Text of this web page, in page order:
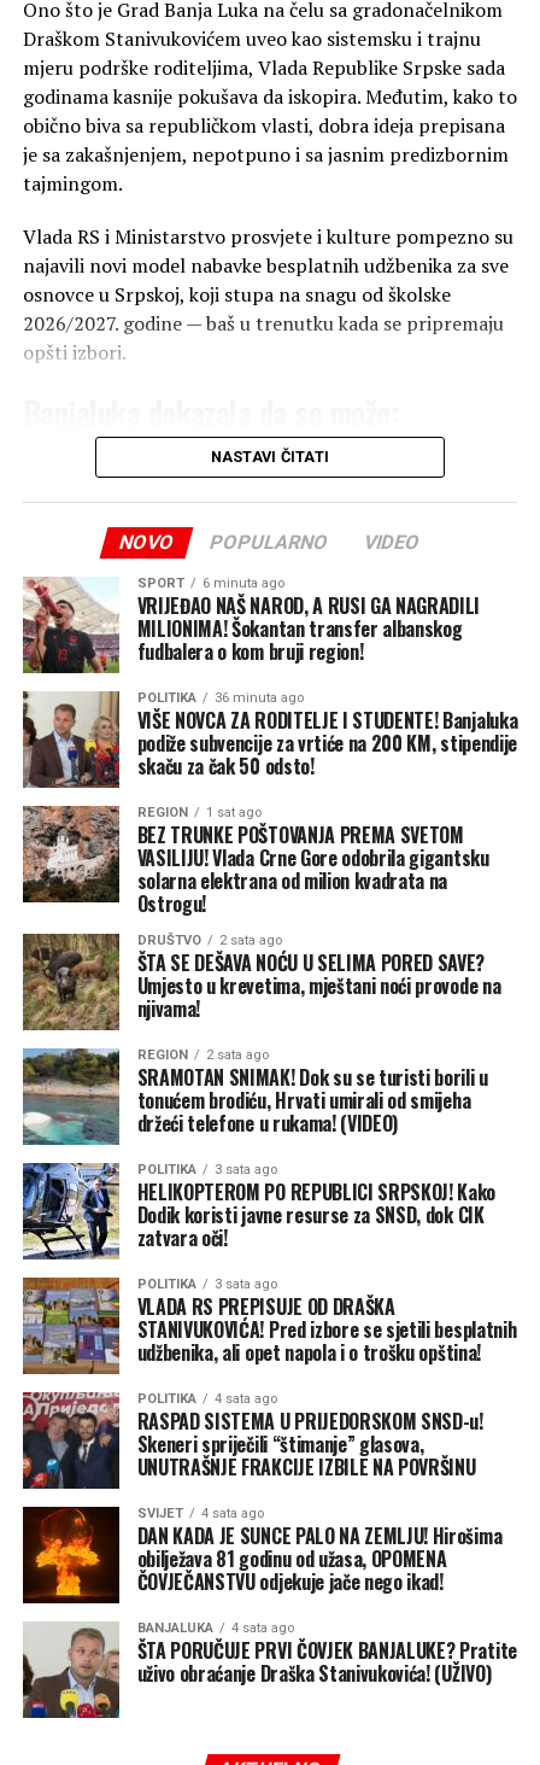
prijave počinju od ponedjeljka, 10. avgusta kada će na
zvaničnoj internet stranici Grada biti objavljeni poziv i
sva potrebna dokumentacija.
naišle na razumijevanje CIK-a. Izgleda da je CIK spustio
prag tolerancije. Niz je nepravilnosti — SNSD je
organizovao druženje penzionera u Tesliću, sankcija nije
bilo, CIK kaže da to nije bila preuranjena izborna
kampanja“, poručuju iz Transparensi internešnela BiH.
BN
Ono što je Grad Banja Luka na čelu sa gradonačelnikom
Draškom Stanivukovićem uveo kao sistemsku i trajnu
mjeru podrške roditeljima, Vlada Republike Srpske sada
godinama kasnije pokušava da iskopira. Međutim, kako to
obično biva sa republičkom vlasti, dobra ideja prepisana
je sa zakašnjenjem, nepotpuno i sa jasnim predizbornim
tajmingom.
Vlada RS i Ministarstvo prosvjete i kulture pompezno su
najavili novi model nabavke besplatnih udžbenika za sve
osnovce u Srpskoj, koji stupa na snagu od školske
2026/2027. godine — baš u trenutku kada se pripremaju
opšti izbori.
Besplatni udžbenici svake godine, bez
kalkulacija
Dok vladajuća koalicija na nivou Srpske sjeti roditelja i
školaraca samo kada treba sakupljati političke poene u
izbornoj godini, Banja Luka već godinama drži lekciju iz
odgovorne socijalne politike.
obezbijedio da svi osnovci u najvećem gradu Srpskoj
svake godine potpuno besplatno dobiju komplete
udžbenika. U Banjaluci to nije predizborno obećanje, niti
jednokratna milostinja — to je standard koji traje i na
koji roditelji sigurno računaju iz godine u godinu, bez
obzira na to da li se te jeseni održavaju izbori.
“Kada smo u Banjaluci uveli
besplatne udžbenike,
govorili su da je to
nemoguće i populistički.
Danas, godine kasnije, isti
ti koji su nas kritikovali
pokušavaju da prepišu naš
recept, jer su uvidjeli
koliko to narodu znači”,
podsjećaju iz gradske
uprave.
Vlada kopira, ali trošak prebacuje na
opštine
Međutim, razlika između izvornog banjalučkog modela i
republičkog prepisivanja je više nego očigledna. Dok je
Banja Luka iz sopstvenog budžeta u potpunosti
finansirala udžbenike za svoje školarce, Vlada Srpske u
svoj program ubacuje “sitna slova” i dio tereta prebacuje
na lokalne zajednice.
Prema najavljenom planu koji obuhvata više od 80.000
učenika širom Srpske:
NASTAVI ČITATI
NOVO POPULARNO VIDEO
SPORT 6 minuta ago
VRIJEĐAO NAŠ NAROD, A RUSI GA NAGRADILI
MILIONIMA! Šokantan transfer albanskog
fudbalera o kom bruji region!
POLITIKA 36 minuta ago
VIŠE NOVCA ZA RODITELJE I STUDENTE! Banjaluka
podiže subvencije za vrtiće na 200 KM, stipendije
skaču za čak 50 odsto!
REGION 1 sat ago
BEZ TRUNKE POŠTOVANJA PREMA SVETOM
VASILIJU! Vlada Crne Gore odobrila gigantsku
solarna elektrana od milion kvadrata na
Ostrogu!
DRUŠTVO 2 sata ago
ŠTA SE DEŠAVA NOĆU U SELIMA PORED SAVE?
Umjesto u krevetima, mještani noći provode na
njivama!
REGION 2 sata ago
SRAMOTAN SNIMAK! Dok su se turisti borili u
tonućem brodiću, Hrvati umirali od smijeha
držeći telefone u rukama! (VIDEO)
POLITIKA 3 sata ago
HELIKOPTEROM PO REPUBLICI SRPSKOJ! Kako
Dodik koristi javne resurse za SNSD, dok CIK
zatvara oči!
POLITIKA 3 sata ago
VLADA RS PREPISUJE OD DRAŠKA
STANIVUKOVIĆA! Pred izbore se sjetili besplatnih
udžbenika, ali opet napola i o trošku opština!
POLITIKA 4 sata ago
RASPAD SISTEMA U PRIJEDORSKOM SNSD-u!
Skeneri spriječili “štimanje” glasova,
UNUTRAŠNJE FRAKCIJE IZBILE NA POVRŠINU
SVIJET 4 sata ago
DAN KADA JE SUNCE PALO NA ZEMLJU! Hirošima
obilježava 81 godinu od užasa, OPOMENA
ČOVJEČANSTVU odjekuje jače nego ikad!
BANJALUKA 4 sata ago
ŠTA PORUČUJE PRVI ČOVJEK BANJALUKE? Pratite
uživo obraćanje Draška Stanivukovića! (UŽIVO)